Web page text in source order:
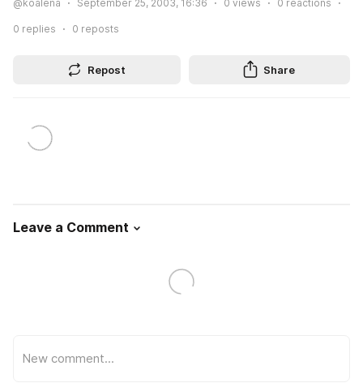
@koalena September 25, 2003, 16:36 0 views 0 reactions
0 replies 0 reposts
Repost Share
Leave a Comment